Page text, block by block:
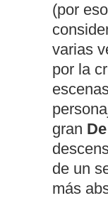
(por
varias
por la
gran
de un
más